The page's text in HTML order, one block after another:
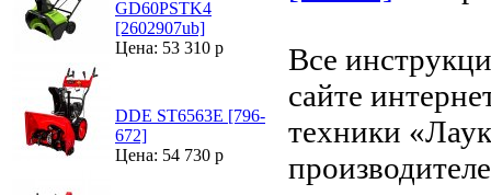
GD60PSTK4
[2602907ub]
Цена: 53 310 р
DDE ST6563E [796-
672]
Цена: 54 730 р
Все
сайте
техники